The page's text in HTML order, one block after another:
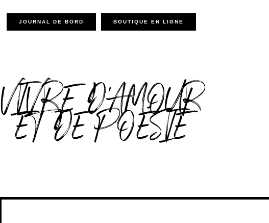
JOURNAL DE BORD BOUTIQUE EN LIGNE
VIVRE D'AMOUR
ET DE POÉSIE